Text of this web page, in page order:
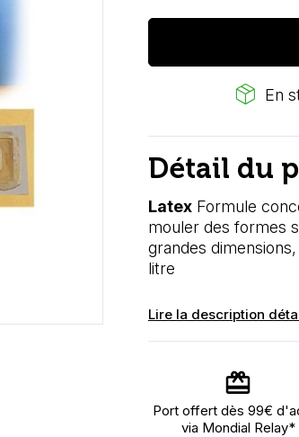
package_2 En
Détail du
Latex Formule
mouler des formes
grandes
litre
Lire la description
Port offert dès 99€
via Mondial Relay*